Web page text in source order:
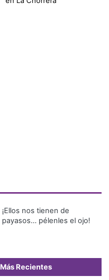
¡Ellos nos tienen de
payasos… pélenles el ojo!
Más Recientes